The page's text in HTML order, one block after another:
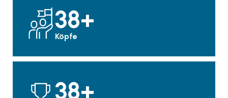
37+
Köpfe
12+